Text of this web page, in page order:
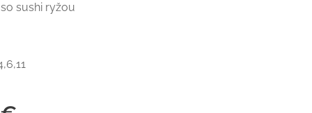
sushi ryžou